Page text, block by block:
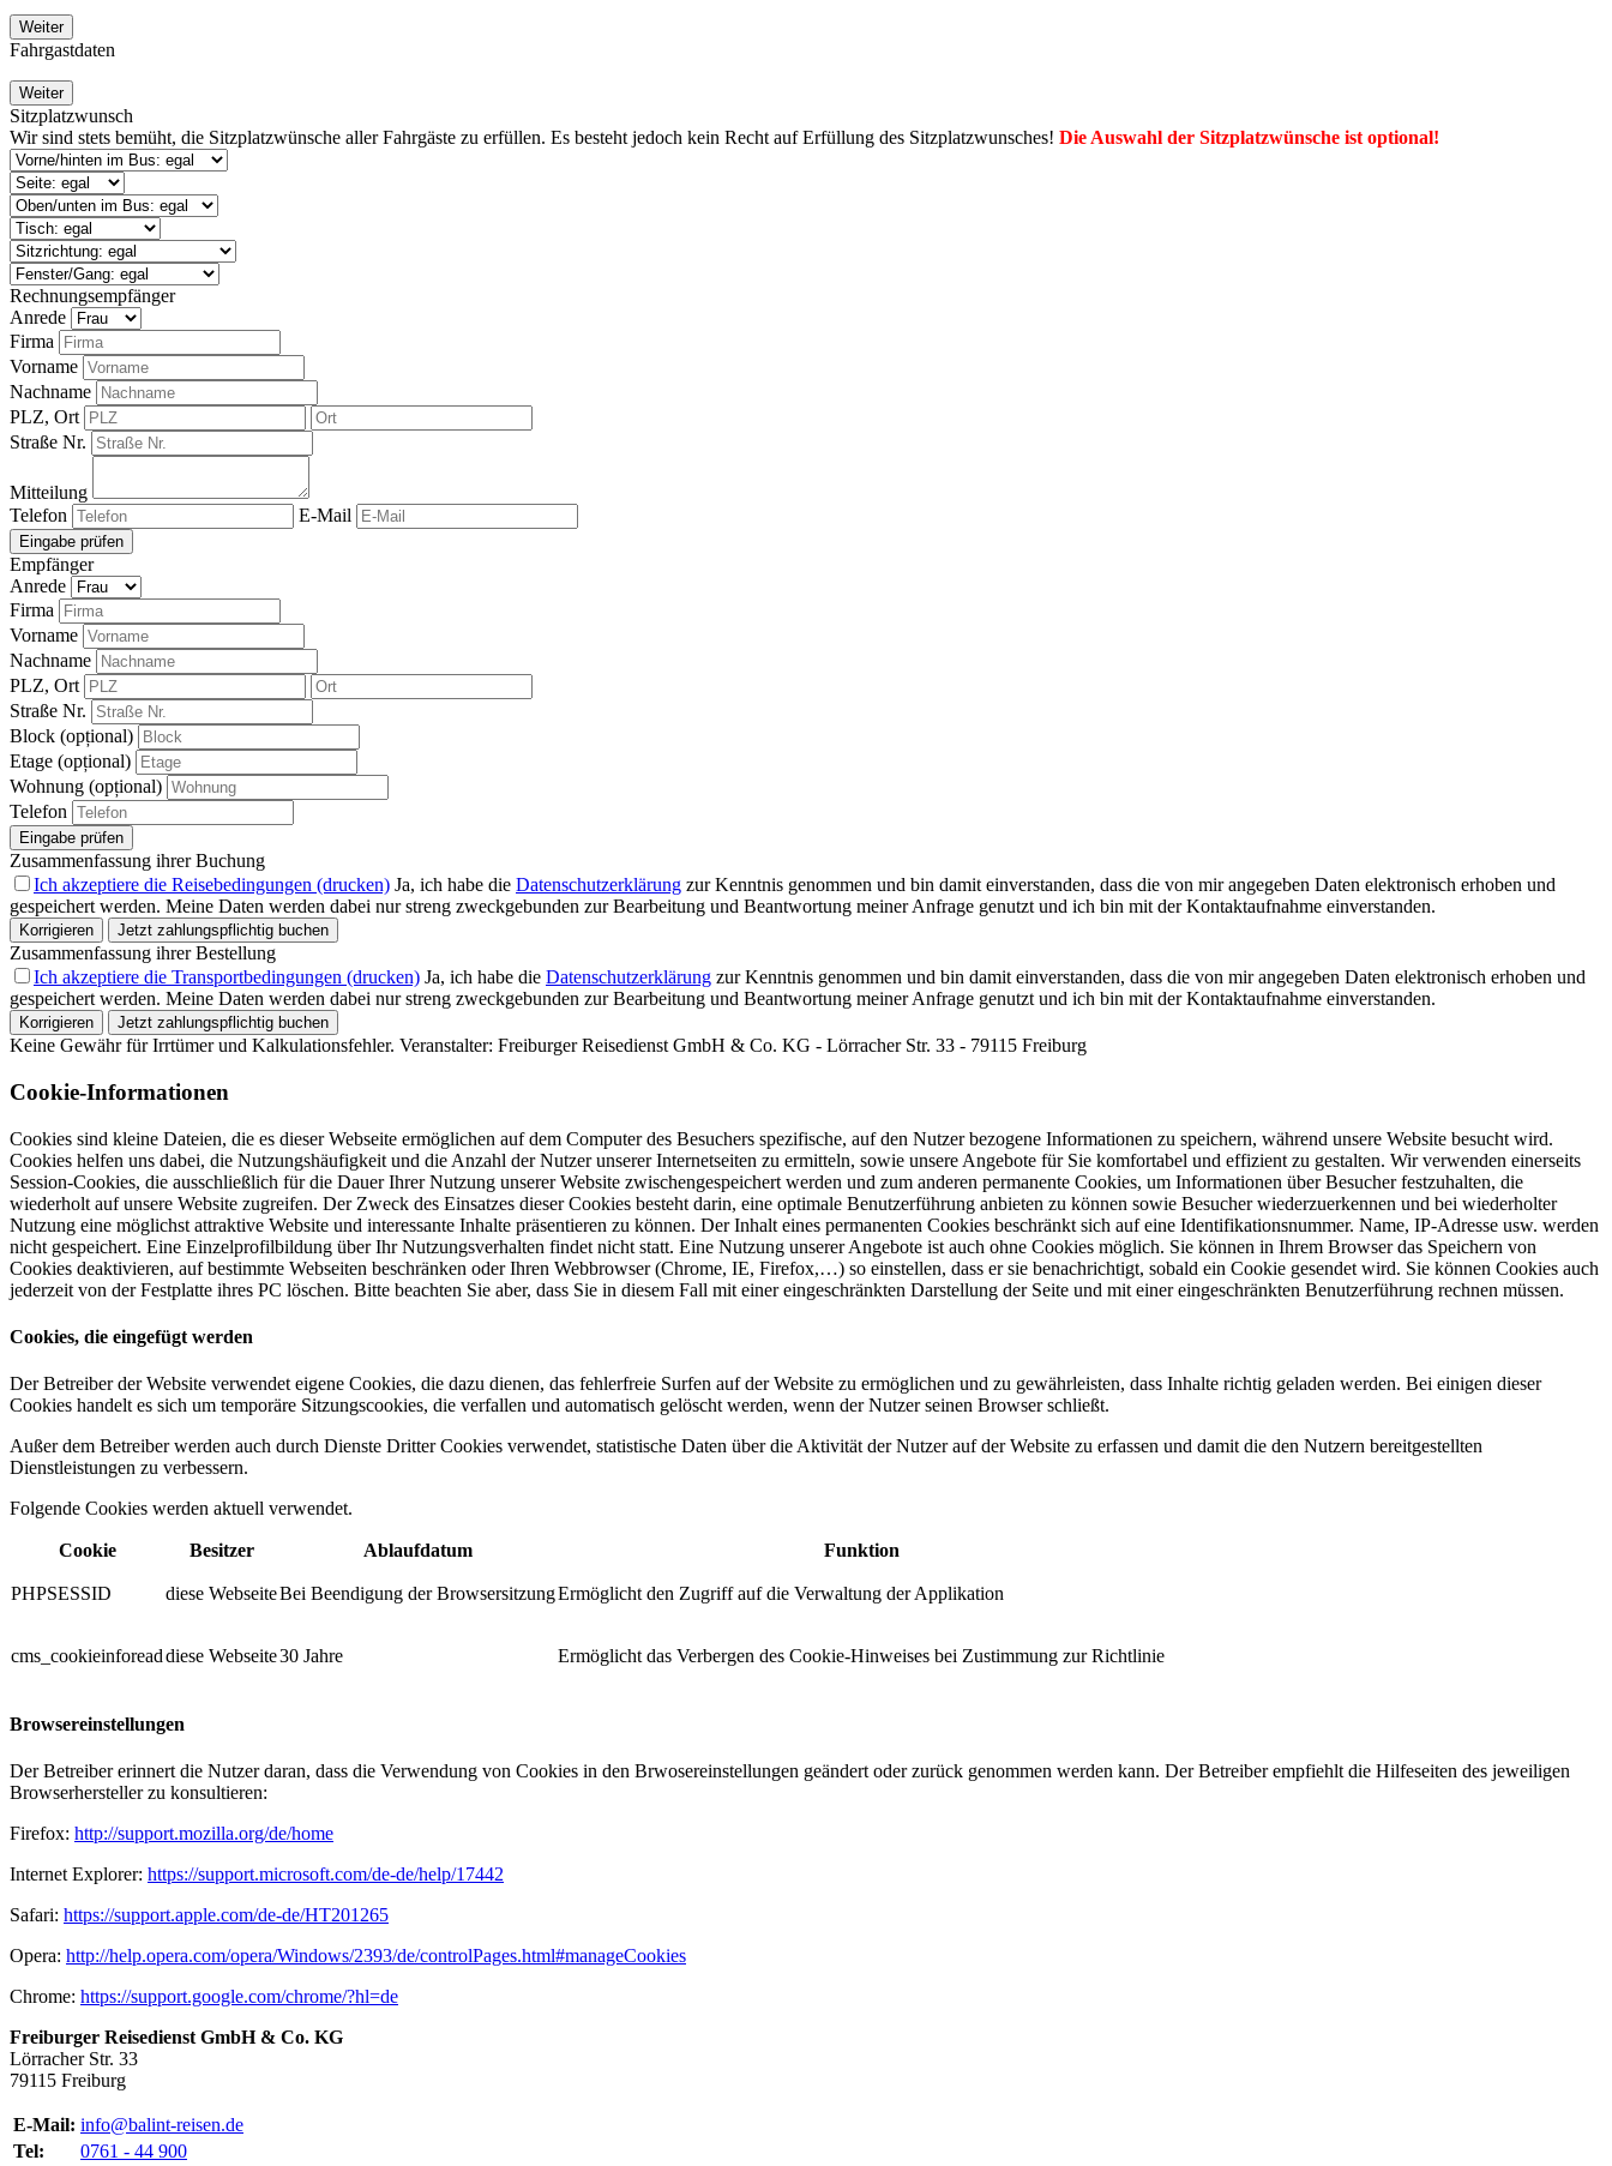
Weiter
Fahrgastdaten
Weiter
Sitzplatzwunsch
Wir sind stets bemüht, die Sitzplatzwünsche aller Fahrgäste zu erfüllen. Es besteht jedoch kein Recht auf Erfüllung des Sitzplatzwunsches! Die Auswahl der Sitzplatzwünsche ist optional!
Rechnungsempfänger
Anrede
Firma
Vorname
Nachname
PLZ, Ort
Straße Nr.
Mitteilung
Telefon
E-Mail
Eingabe prüfen
Empfänger
Anrede
Firma
Vorname
Nachname
PLZ, Ort
Straße Nr.
Block (opțional)
Etage (opțional)
Wohnung (opțional)
Telefon
Eingabe prüfen
Zusammenfassung ihrer Buchung
Ich akzeptiere die Reisebedingungen (drucken) Ja, ich habe die Datenschutzerklärung zur Kenntnis genommen und bin damit einverstanden, dass die von mir angegeben Daten elektronisch erhoben und
gespeichert werden. Meine Daten werden dabei nur streng zweckgebunden zur Bearbeitung und Beantwortung meiner Anfrage genutzt und ich bin mit der Kontaktaufnahme einverstanden.
Korrigieren Jetzt zahlungspflichtig buchen
Zusammenfassung ihrer Bestellung
Ich akzeptiere die Transportbedingungen (drucken) Ja, ich habe die Datenschutzerklärung zur Kenntnis genommen und bin damit einverstanden, dass die von mir angegeben Daten elektronisch erhoben und
gespeichert werden. Meine Daten werden dabei nur streng zweckgebunden zur Bearbeitung und Beantwortung meiner Anfrage genutzt und ich bin mit der Kontaktaufnahme einverstanden.
Korrigieren Jetzt zahlungspflichtig buchen
Keine Gewähr für Irrtümer und Kalkulationsfehler. Veranstalter: Freiburger Reisedienst GmbH & Co. KG - Lörracher Str. 33 - 79115 Freiburg
Cookie-Informationen
Cookies sind kleine Dateien, die es dieser Webseite ermöglichen auf dem Computer des Besuchers spezifische, auf den Nutzer bezogene Informationen zu speichern, während unsere Website besucht wird.
Cookies helfen uns dabei, die Nutzungshäufigkeit und die Anzahl der Nutzer unserer Internetseiten zu ermitteln, sowie unsere Angebote für Sie komfortabel und effizient zu gestalten. Wir verwenden einerseits
Session-Cookies, die ausschließlich für die Dauer Ihrer Nutzung unserer Website zwischengespeichert werden und zum anderen permanente Cookies, um Informationen über Besucher festzuhalten, die
wiederholt auf unsere Website zugreifen. Der Zweck des Einsatzes dieser Cookies besteht darin, eine optimale Benutzerführung anbieten zu können sowie Besucher wiederzuerkennen und bei wiederholter
Nutzung eine möglichst attraktive Website und interessante Inhalte präsentieren zu können. Der Inhalt eines permanenten Cookies beschränkt sich auf eine Identifikationsnummer. Name, IP-Adresse usw. werden
nicht gespeichert. Eine Einzelprofilbildung über Ihr Nutzungsverhalten findet nicht statt. Eine Nutzung unserer Angebote ist auch ohne Cookies möglich. Sie können in Ihrem Browser das Speichern von
Cookies deaktivieren, auf bestimmte Webseiten beschränken oder Ihren Webbrowser (Chrome, IE, Firefox,…) so einstellen, dass er sie benachrichtigt, sobald ein Cookie gesendet wird. Sie können Cookies auch
jederzeit von der Festplatte ihres PC löschen. Bitte beachten Sie aber, dass Sie in diesem Fall mit einer eingeschränkten Darstellung der Seite und mit einer eingeschränkten Benutzerführung rechnen müssen.
Cookies, die eingefügt werden
Der Betreiber der Website verwendet eigene Cookies, die dazu dienen, das fehlerfreie Surfen auf der Website zu ermöglichen und zu gewährleisten, dass Inhalte richtig geladen werden. Bei einigen dieser
Cookies handelt es sich um temporäre Sitzungscookies, die verfallen und automatisch gelöscht werden, wenn der Nutzer seinen Browser schließt.
Außer dem Betreiber werden auch durch Dienste Dritter Cookies verwendet, statistische Daten über die Aktivität der Nutzer auf der Website zu erfassen und damit die den Nutzern bereitgestellten
Dienstleistungen zu verbessern.
Folgende Cookies werden aktuell verwendet.
Cookie Besitzer Ablaufdatum Funktion
PHPSESSID diese WebseiteBei Beendigung der BrowsersitzungErmöglicht den Zugriff auf die Verwaltung der Applikation
cms_cookieinforeaddiese Webseite30 Jahre Ermöglicht das Verbergen des Cookie-Hinweises bei Zustimmung zur Richtlinie
Browsereinstellungen
Der Betreiber erinnert die Nutzer daran, dass die Verwendung von Cookies in den Brwosereinstellungen geändert oder zurück genommen werden kann. Der Betreiber empfiehlt die Hilfeseiten des jeweiligen
Browserhersteller zu konsultieren:
Firefox: http://support.mozilla.org/de/home
Internet Explorer: https://support.microsoft.com/de-de/help/17442
Safari: https://support.apple.com/de-de/HT201265
Opera: http://help.opera.com/opera/Windows/2393/de/controlPages.html#manageCookies
Chrome: https://support.google.com/chrome/?hl=de
Freiburger Reisedienst GmbH & Co. KG
Lörracher Str. 33
79115 Freiburg
E-Mail: info@balint-reisen.de
Tel:
0761 - 44 900